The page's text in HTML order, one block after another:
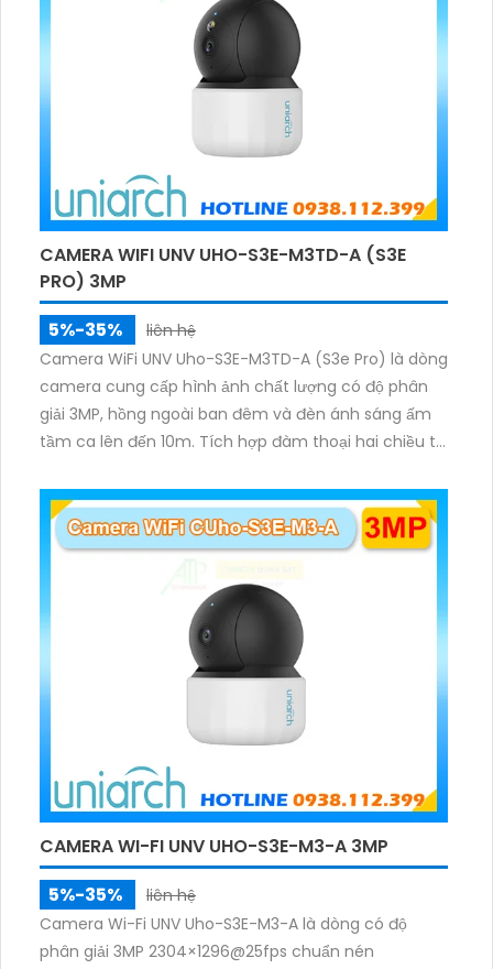
CAMERA WIFI UNV UHO-S3E-M3TD-A (S3E
PRO) 3MP
5%-35%
liên hệ
Camera WiFi UNV Uho-S3E-M3TD-A (S3e Pro) là dòng
camera cung cấp hình ảnh chất lượng có độ phân
giải 3MP, hồng ngoài ban đêm và đèn ánh sáng ấm
tầm ca lên đến 10m. Tích hợp đàm thoại hai chiều to
CAMERA WI-FI UNV UHO-S3E-M3-A 3MP
5%-35%
liên hệ
Camera Wi-Fi UNV Uho-S3E-M3-A là dòng có độ
phân giải 3MP 2304×1296@25fps chuẩn nén